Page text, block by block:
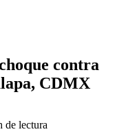
contra
CDMX
de lectura